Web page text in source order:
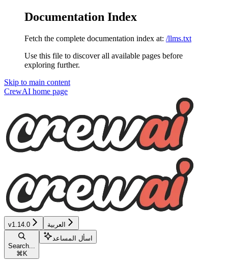
Documentation Index
Fetch the complete documentation index at: /llms.txt
Use this file to discover all available pages before
exploring further.
Skip to main content
CrewAI home page
v1.14.0 العربية
Search...
⌘ K
اسأل المساعد